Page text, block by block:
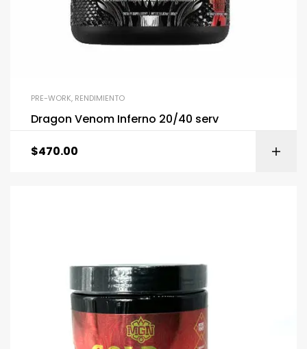
PRE-WORK, RENDIMIENTO
Dragon Venom Inferno 20/40 serv
$470.00